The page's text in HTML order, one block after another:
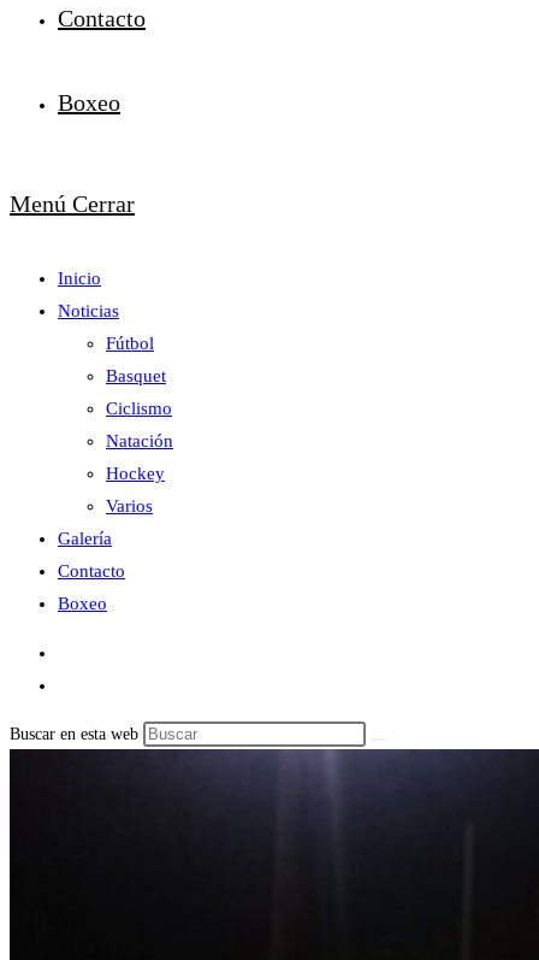
Contacto
Boxeo
Menú Cerrar
Inicio
Noticias
Fútbol
Basquet
Ciclismo
Natación
Hockey
Varios
Galería
Contacto
Boxeo
Buscar en esta web